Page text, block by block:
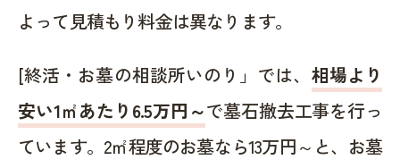
よって見積もり料金は異なります。
[終活・お墓の相談所いのり」では、 相場より
安い1㎡あたり6.5万円～で墓石撤去工事を行っ
ています。2㎡程度のお墓なら13万円～と、お墓